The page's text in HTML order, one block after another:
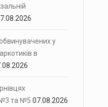
у
в
№3 та №5 07.08.2026